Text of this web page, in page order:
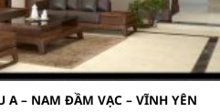
A – NAM ĐẦM VẠC – VĨNH YÊN